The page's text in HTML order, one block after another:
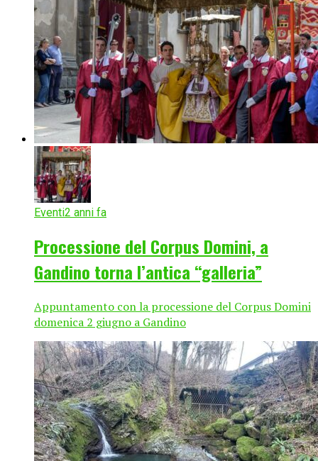
Eventi2 anni fa
Processione del Corpus Domini, a
Gandino torna l’antica “galleria”
Appuntamento con la processione del Corpus Domini
domenica 2 giugno a Gandino